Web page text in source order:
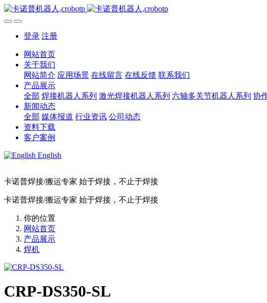
登录 注册
网站首页
关于我们
网站简介 应用场景 在线留言 在线反馈 联系我们
产品展示
全部 焊接机器人系列 激光焊接机器人系列 六轴多关节机器人系列 协
新闻动态
全部 媒体报道 行业资讯 公司动态
资料下载
客户案例
English
卡诺普焊接/搬运专家 始于焊接，不止于焊接
卡诺普焊接/搬运专家 始于焊接，不止于焊接
你的位置
网站首页
产品展示
焊机
CRP-DS350-SL